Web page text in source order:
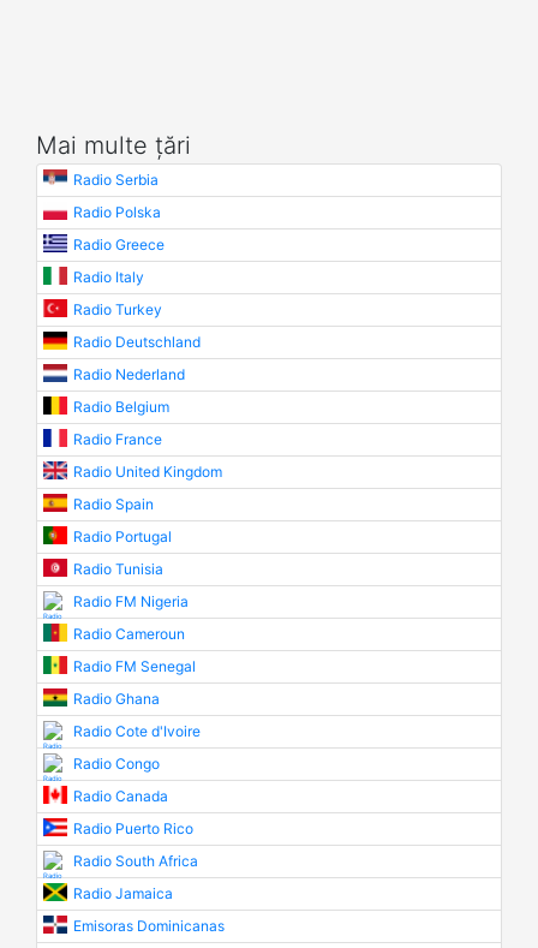
Mai multe țări
Radio Serbia
Radio Polska
Radio Greece
Radio Italy
Radio Turkey
Radio Deutschland
Radio Nederland
Radio Belgium
Radio France
Radio United Kingdom
Radio Spain
Radio Portugal
Radio Tunisia
Radio FM Nigeria
Radio Cameroun
Radio FM Senegal
Radio Ghana
Radio Cote d'Ivoire
Radio Congo
Radio Canada
Radio Puerto Rico
Radio South Africa
Radio Jamaica
Emisoras Dominicanas